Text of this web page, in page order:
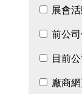
展會
前公
目前
廠商